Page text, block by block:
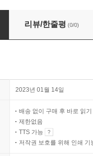
리뷰/한줄평 (0/0)
2023년 01월 14일
배송 없이 구매 후 바로 읽기
제한없음
TTS 가능
저작권 보호를 위해 인쇄 기